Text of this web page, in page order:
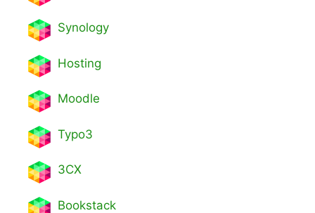
Synology
Hosting
Moodle
Typo3
3CX
Bookstack